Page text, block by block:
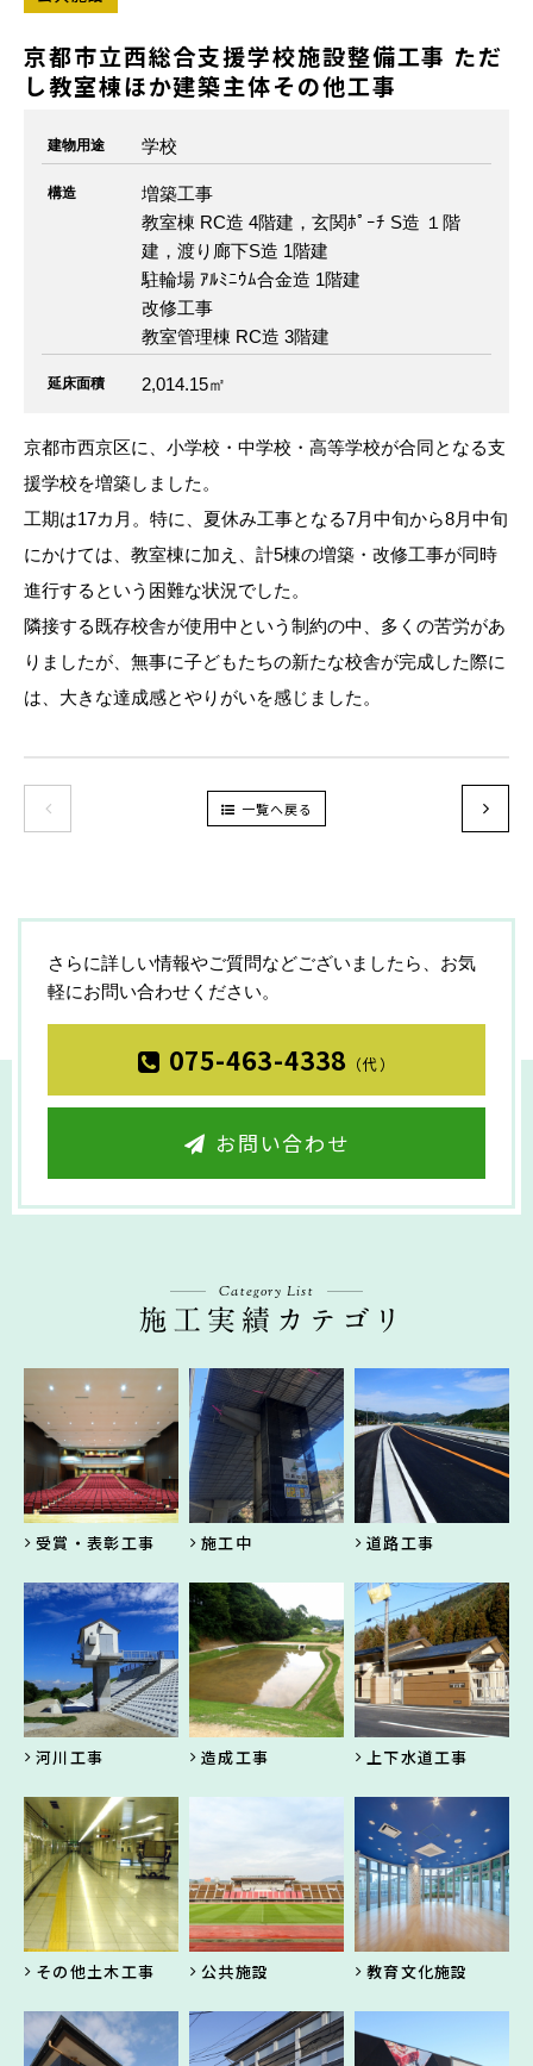
京都市立西総合支援学校施設整備工事 ただ
し教室棟ほか建築主体その他工事
建物用途 学校
構造
増築工事
教室棟 RC造 4階建，玄関ﾎﾟｰﾁ S造 １階
建，渡り廊下S造 1階建
駐輪場 ｱﾙﾐﾆｳﾑ合金造 1階建
改修工事
教室管理棟 RC造 3階建
延床面積 2,014.15㎡
京都市西京区に、小学校・中学校・高等学校が合同となる支
援学校を増築しました。
工期は17カ月。特に、夏休み工事となる7月中旬から8月中旬
にかけては、教室棟に加え、計5棟の増築・改修工事が同時
進行するという困難な状況でした。
隣接する既存校舎が使用中という制約の中、多くの苦労があ
りましたが、無事に子どもたちの新たな校舎が完成した際に
は、大きな達成感とやりがいを感じました。
一覧へ戻る
さらに詳しい情報やご質問などございましたら、お気
軽にお問い合わせください。
075-463-4338（代）
お問い合わせ
Category List
受賞・表彰工事 施工中 道路工事
河川工事 造成工事 上下水道工事
その他土木工事 公共施設 教育文化施設